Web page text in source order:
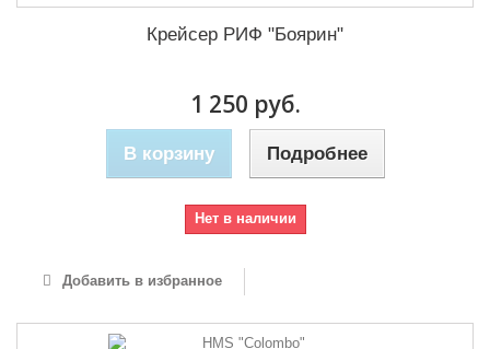
Крейсер РИФ "Боярин"
1 250 руб.
В корзину Подробнее
Нет в наличии
Добавить в избранное